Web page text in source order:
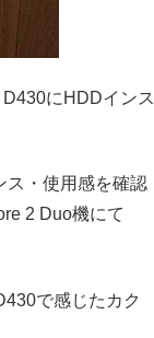
にHDDインス
ス・使用感を確認
2 Duo機にて
で感じたカク